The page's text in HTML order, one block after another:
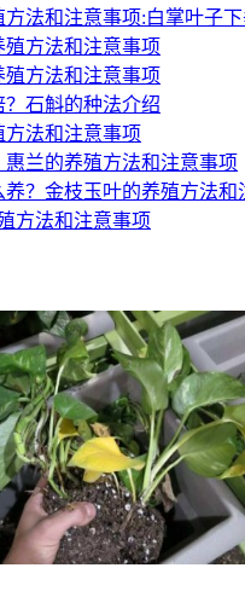
方法和注意事项:白掌叶子
方法和注意事项
殖方法和注意事项
石斛的种法介绍
法和注意事项
惠兰的养殖方法和注意事项
养？金枝玉叶的养殖方法和
方法和注意事项